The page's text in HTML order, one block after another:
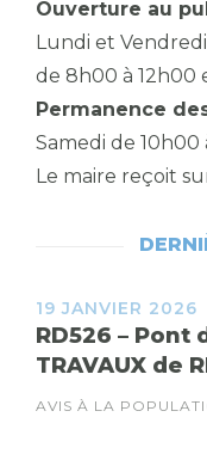
Ouverture au
Lundi et Vendredi
de 8h00 à 12h00
Permanence
Samedi de 10h00
Le maire reçoit
19 JANVIER 2026
RD526 – Pont
TRAVAUX de
AVIS À LA